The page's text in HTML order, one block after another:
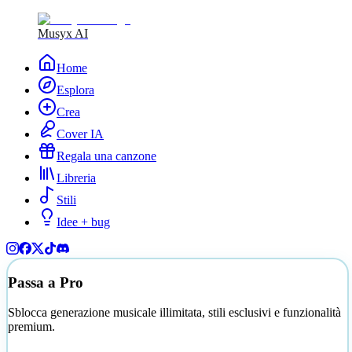
Musyx AI
Home
Esplora
Crea
Cover IA
Regala una canzone
Libreria
Stili
Idee + bug
Passa a Pro
Sblocca generazione musicale illimitata, stili esclusivi e funzionalità
premium.